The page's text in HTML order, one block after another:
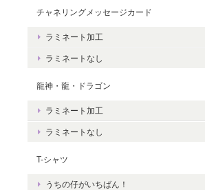
エネルギーカードを無事に受け取りました。
な気持ちになりました。＾＾ 早速お札入れに
した。 きっと温かく見守って頂けると思いま
しますね。 この度は本当にどうもありがとう
チャネリングメッセージカード
ラミネート加工
ラミネートなし
龍神・龍・ドラゴン
ラミネート加工
ラミネートなし
T-シャツ
うちの仔がいちばん！